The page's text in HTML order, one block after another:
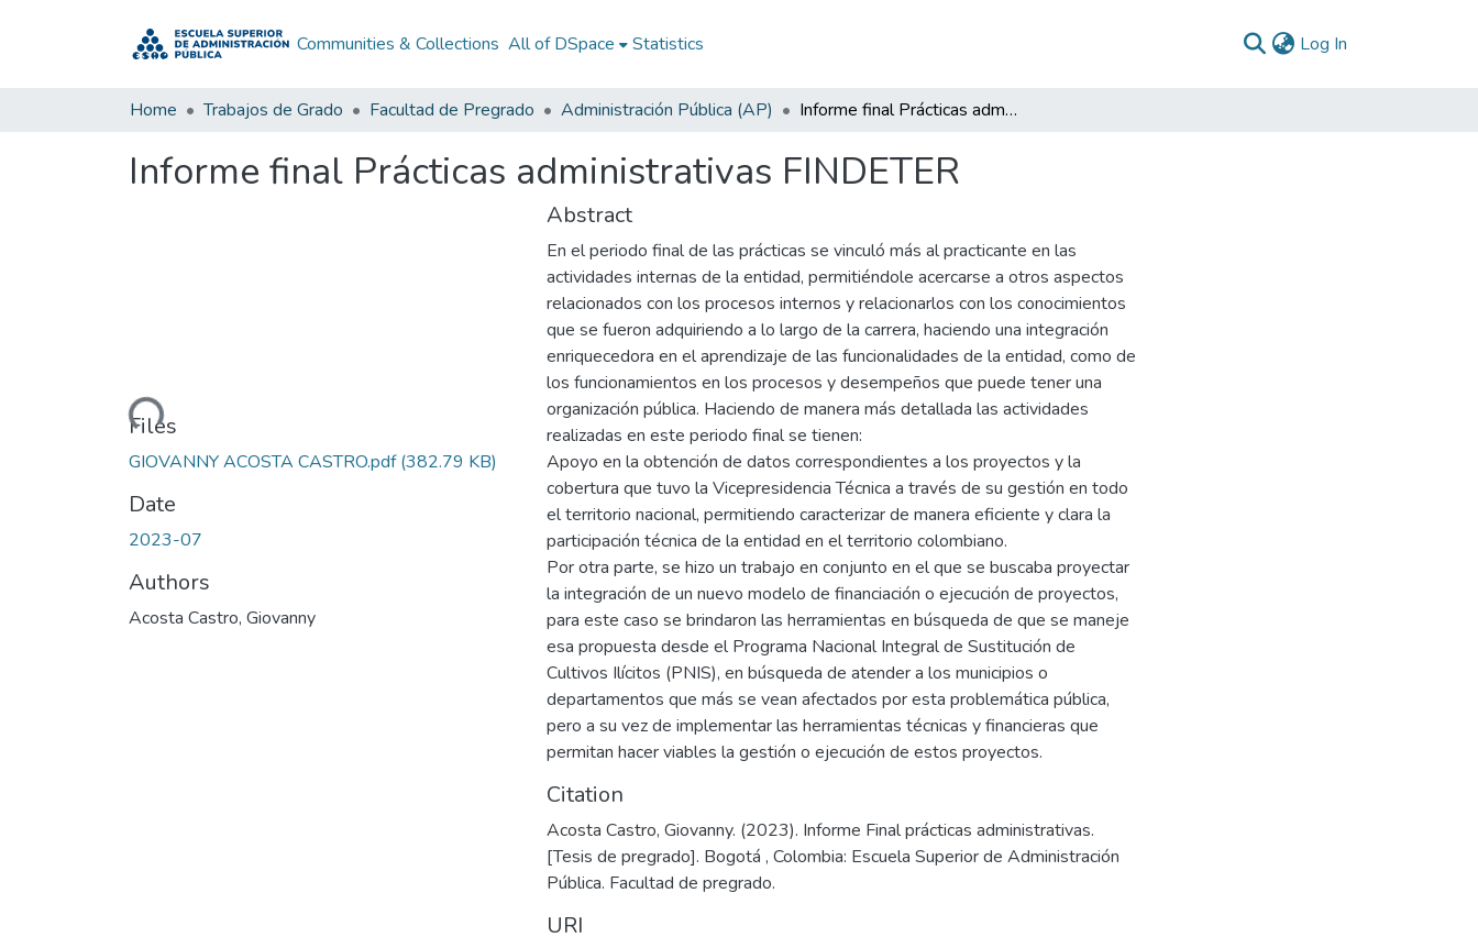
Communities & Collections All of DSpace Statistics Log In
Home Trabajos de Grado Facultad de Pregrado Administración Pública (AP) Informe final Prácticas administrativas FINDETER
Informe final Prácticas administrativas FINDETER
Loading...
Files
GIOVANNY ACOSTA CASTRO.pdf(382.79 KB)
Date
2023-07
Authors
Acosta Castro, Giovanny
Abstract
En el periodo final de las prácticas se vinculó más al practicante en las
actividades internas de la entidad, permitiéndole acercarse a otros aspectos
relacionados con los procesos internos y relacionarlos con los conocimientos
que se fueron adquiriendo a lo largo de la carrera, haciendo una integración
enriquecedora en el aprendizaje de las funcionalidades de la entidad, como de
los funcionamientos en los procesos y desempeños que puede tener una
organización pública. Haciendo de manera más detallada las actividades
realizadas en este periodo final se tienen:
Apoyo en la obtención de datos correspondientes a los proyectos y la
cobertura que tuvo la Vicepresidencia Técnica a través de su gestión en todo
el territorio nacional, permitiendo caracterizar de manera eficiente y clara la
participación técnica de la entidad en el territorio colombiano.
Por otra parte, se hizo un trabajo en conjunto en el que se buscaba proyectar
la integración de un nuevo modelo de financiación o ejecución de proyectos,
para este caso se brindaron las herramientas en búsqueda de que se maneje
esa propuesta desde el Programa Nacional Integral de Sustitución de
Cultivos Ilícitos (PNIS), en búsqueda de atender a los municipios o
departamentos que más se vean afectados por esta problemática pública,
pero a su vez de implementar las herramientas técnicas y financieras que
permitan hacer viables la gestión o ejecución de estos proyectos.
Citation
Acosta Castro, Giovanny. (2023). Informe Final prácticas administrativas.
[Tesis de pregrado]. Bogotá , Colombia: Escuela Superior de Administración
Pública. Facultad de pregrado.
URI